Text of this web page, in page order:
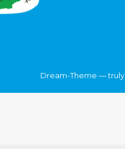
Dream-Theme — truly